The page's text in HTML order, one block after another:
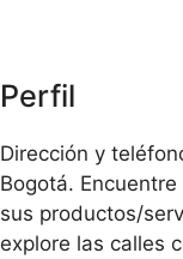
Perfil
Dirección y
Bogotá.
sus productos/
explore las calles